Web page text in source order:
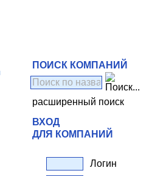
ПОИСК КОМПАНИЙ
расширенный поиск
ВХОД
ДЛЯ КОМПАНИЙ
Логин